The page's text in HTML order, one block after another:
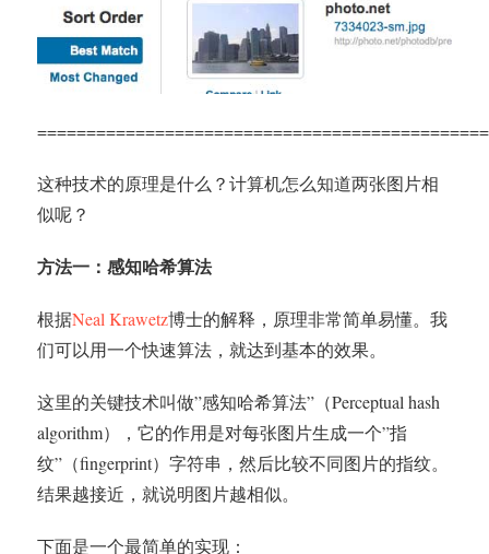
这种技术的原理是什么？计算机怎么知道两张图片相
似呢？
方法一：感知哈希算法
根据Neal Krawetz博士的解释，原理非常简单易懂。我
们可以用一个快速算法，就达到基本的效果。
这里的关键技术叫做”感知哈希算法”（Perceptual hash
algorithm），它的作用是对每张图片生成一个”指
纹”（fingerprint）字符串，然后比较不同图片的指纹。
结果越接近，就说明图片越相似。
下面是一个最简单的实现：